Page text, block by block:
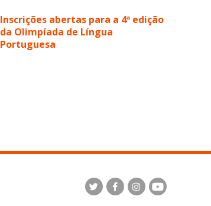
Inscrições abertas para a 4ª edição
da Olimpíada de Língua
Portuguesa